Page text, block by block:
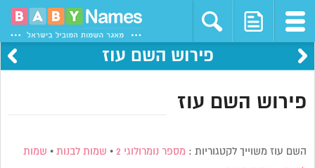
פירוש השם עוז
פירוש השם עוז
השם עוז משוייך לקטגוריות : מספר נומרולוגי 2 • שמות לבנות • שמות